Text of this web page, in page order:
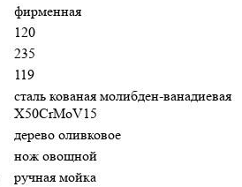
фирменная
120
235
119
сталь кованая молибден-ванадиевая
X50CrMoV15
дерево оливковое
нож овощной
ручная мойка